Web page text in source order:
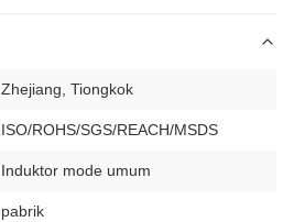
Zhejiang, Tiongkok
ISO/ROHS/SGS/REACH/MSDS
Induktor mode umum
pabrik